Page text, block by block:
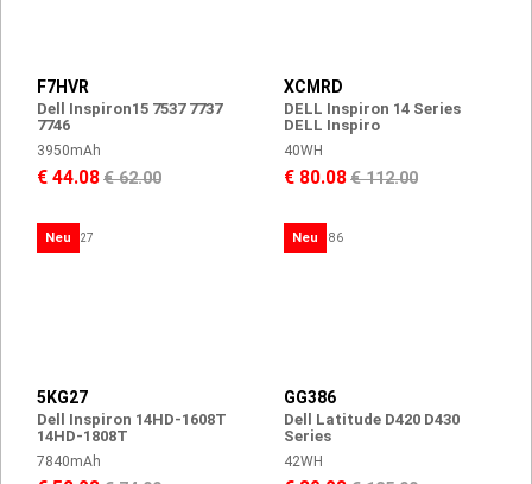
F7HVR
Dell Inspiron15 7537 7737
7746
3950mAh
€ 44.08€ 62.00
XCMRD
DELL Inspiron 14 Series
DELL Inspiro
40WH
€ 80.08€ 112.00
Neu
5KG27
Dell Inspiron 14HD-1608T
14HD-1808T
7840mAh
Neu
GG386
Dell Latitude D420 D430
Series
42WH